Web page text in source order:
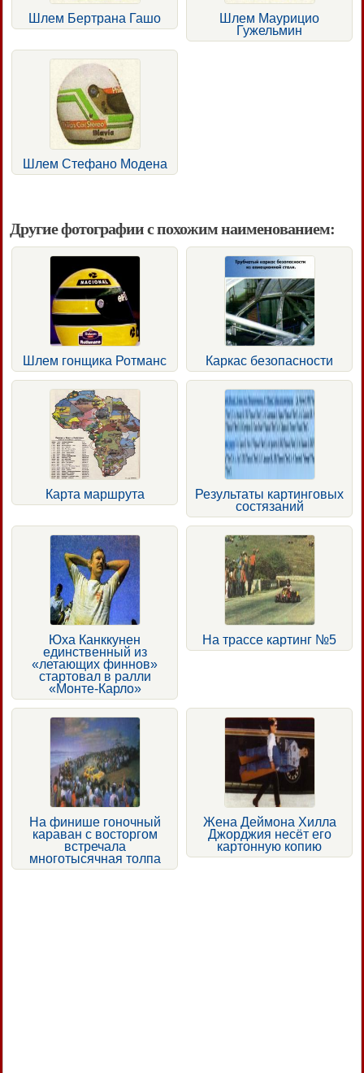
Шлем Бертрана Гашо
Шлем Маурицио
Гужельмин
Шлем Стефано Модена
Другие фотографии с похожим наименованием:
Шлем гонщика Ротманс Каркас безопасности
Карта маршрута
Результаты картинговых
состязаний
Юха Канккунен
единственный из
«летающих финнов»
стартовал в ралли
«Монте-Карло»
На трассе картинг №5
На финише гоночный
караван с восторгом
встречала
многотысячная толпа
Жена Деймона Хилла
Джорджия несёт его
картонную копию